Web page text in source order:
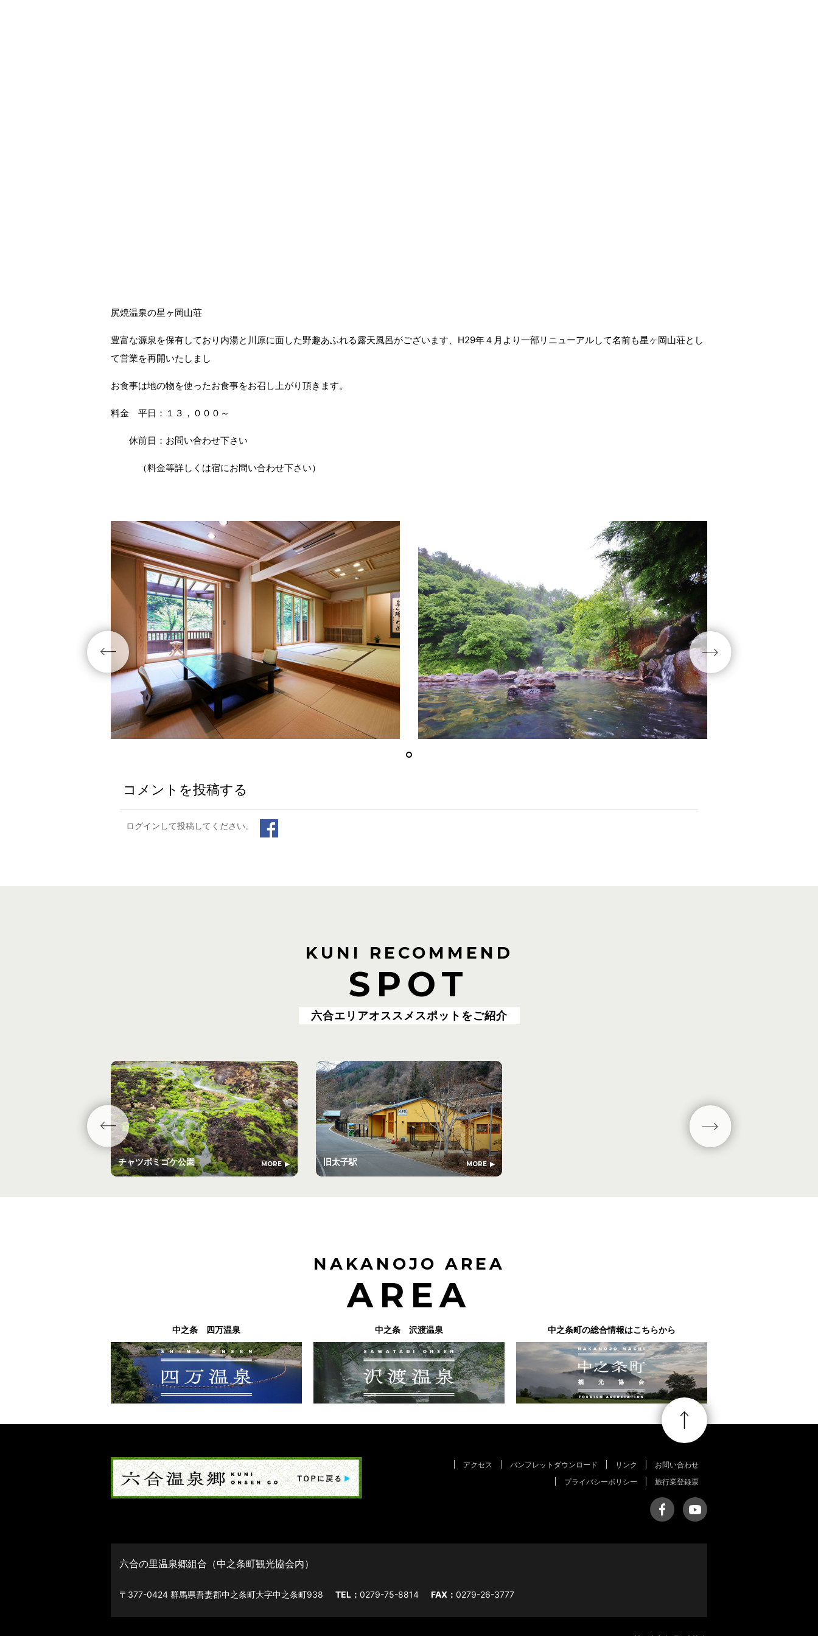
尻焼温泉の星ヶ岡山荘
豊富な源泉を保有しており内湯と川原に面した野趣あふれる露天風呂がございます、H29年４月より一部リニューアルして名前も星ヶ岡山荘とし
て営業を再開いたしまし
お食事は地の物を使ったお食事をお召し上がり頂きます。
料金 平日：１３，０００～
休前日：お問い合わせ下さい
（料金等詳しくは宿にお問い合わせ下さい）
コメントを投稿する
ログインして投稿してください。
KUNI RECOMMEND
SPOT
六合エリアオススメスポットをご紹介
チャツボミゴケ公園 MORE 旧太子駅 MORE
NAKANOJO AREA
AREA
中之条 四万温泉 中之条 沢渡温泉 中之条町の総合情報はこちらから
アクセス パンフレットダウンロード リンク
お問い合わせ
プライバシーポリシー
旅行業登録票
六合の里温泉郷組合（中之条町観光協会内）
〒377-0424 群馬県吾妻郡中之条町大字中之条町938 TEL： 0279-75-8814 FAX： 0279-26-3777